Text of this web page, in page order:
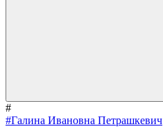
#
#Галина Ивановна Петрашкевич